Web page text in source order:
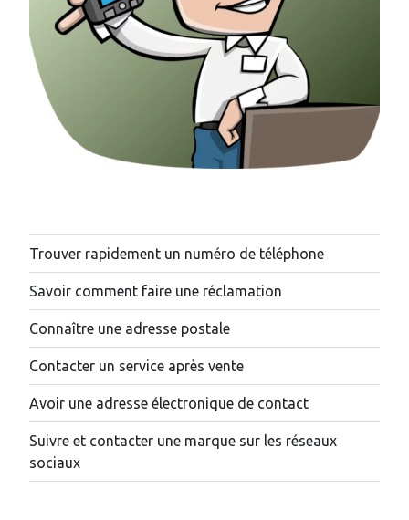
Trouver rapidement un numéro de téléphone
Savoir comment faire une réclamation
Connaître une adresse postale
Contacter un service après vente
Avoir une adresse électronique de contact
Suivre et contacter une marque sur les réseaux
sociaux